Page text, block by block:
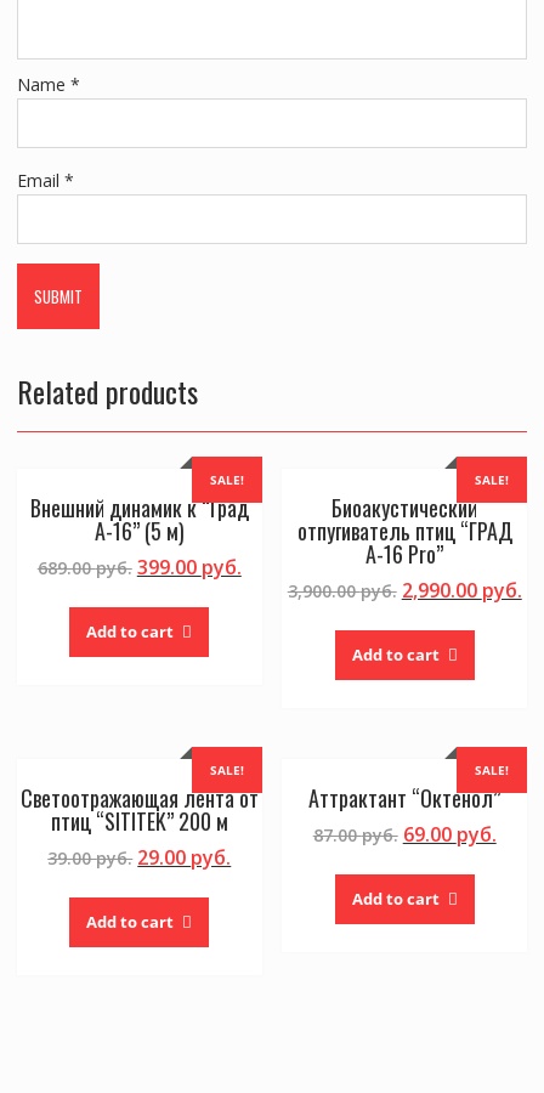
Name *
Email *
Related products
SALE!
Внешний динамик к “Град
А-16” (5 м)
689.00руб. 399.00 руб.
Add to cart
SALE!
Биоакустический
отпугиватель птиц “ГРАД
А-16 Pro”
3,900.00руб. 2,990.00 руб.
Add to cart
SALE!
Светоотражающая лента от
птиц “SITITEK” 200 м
39.00руб. 29.00 руб.
Add to cart
SALE!
Аттрактант “Октенол”
87.00руб. 69.00 руб.
Add to cart